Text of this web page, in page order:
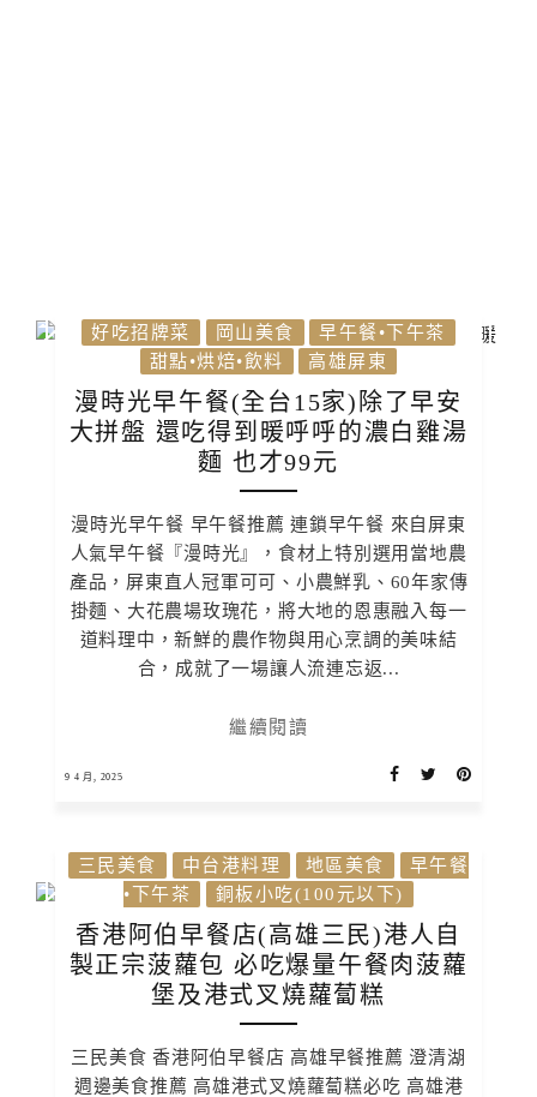
好吃招牌菜 岡山美食
早午餐•下午茶
甜點•烘焙•飲料
高雄屏東
漫時光早午餐(全台15家)除了早安
大拼盤 還吃得到暖呼呼的濃白雞湯
麵 也才99元
漫時光早午餐 早午餐推薦 連鎖早午餐 來自屏東
人氣早午餐『漫時光』，食材上特別選用當地農
產品，屏東直人冠軍可可、小農鮮乳、60年家傳
掛麵、大花農場玫瑰花，將大地的恩惠融入每一
道料理中，新鮮的農作物與用心烹調的美味結
合，成就了一場讓人流連忘返...
繼續閱讀
9 4 月, 2025
三民美食 中台港料理 地區美食
早午餐
•下午茶
銅板小吃(100元以下)
香港阿伯早餐店(高雄三民)港人自
製正宗菠蘿包 必吃爆量午餐肉菠蘿
堡及港式叉燒蘿蔔糕
三民美食 香港阿伯早餐店 高雄早餐推薦 澄清湖
週邊美食推薦 高雄港式叉燒蘿蔔糕必吃 高雄港